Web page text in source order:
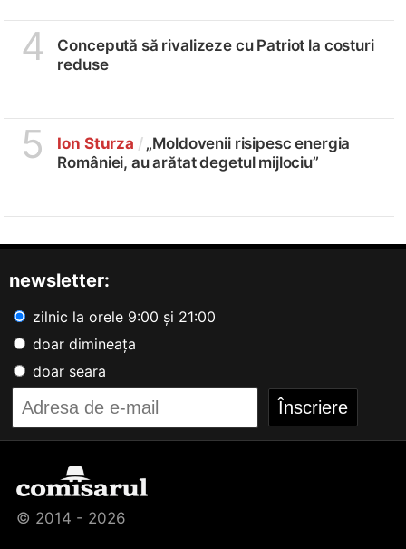
4
Concepută să rivalizeze cu Patriot la costuri
reduse
5 Ion Sturza /„Moldovenii risipesc energia
României, au arătat degetul mijlociu”
newsletter:
zilnic la orele 9:00 și 21:00
doar dimineața
doar seara
© 2014 - 2026